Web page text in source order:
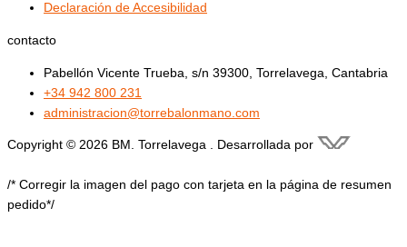
Declaración de Accesibilidad
contacto
Pabellón Vicente Trueba, s/n 39300, Torrelavega, Cantabria
+34 942 800 231
administracion@torrebalonmano.com
Copyright © 2026 BM. Torrelavega . Desarrollada por
/* Corregir la imagen del pago con tarjeta en la página de resumen
pedido*/